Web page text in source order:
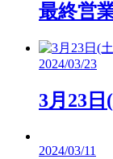
最終営
2024/03/23
3月23
2024/03/11